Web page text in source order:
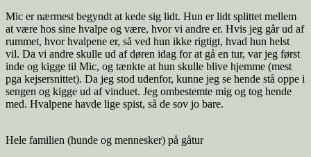
Mic er nærmest begyndt at kede sig lidt. Hun er lidt splittet mellem
at være hos sine hvalpe og være, hvor vi andre er. Hvis jeg går ud af
rummet, hvor hvalpene er, så ved hun ikke rigtigt, hvad hun helst
vil. Da vi andre skulle ud af døren idag for at gå en tur, var jeg først
inde og kigge til Mic, og tænkte at hun skulle blive hjemme (mest
pga kejsersnittet). Da jeg stod udenfor, kunne jeg se hende stå oppe i
sengen og kigge ud af vinduet. Jeg ombestemte mig og tog hende
med. Hvalpene havde lige spist, så de sov jo bare.
Hele familien (hunde og mennesker) på gåtur